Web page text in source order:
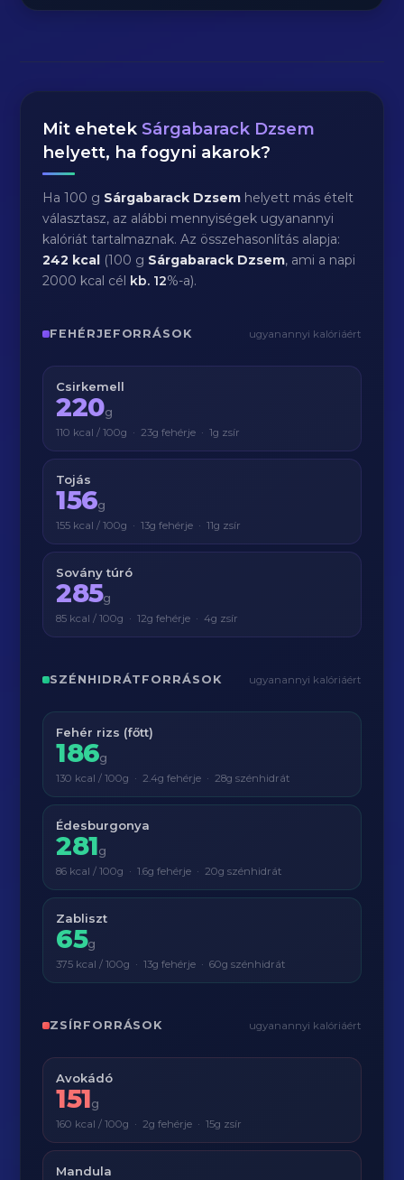
Mit ehetek Sárgabarack Dzsem
helyett, ha fogyni akarok?
Ha 100 g Sárgabarack Dzsem helyett más ételt
választasz, az alábbi mennyiségek ugyanannyi
kalóriát tartalmaznak. Az összehasonlítás alapja:
242 kcal (100 g Sárgabarack Dzsem, ami a napi
2000 kcal cél kb. 12%-a).
FEHÉRJEFORRÁSOK ugyanannyi kalóriáért
Csirkemell
220g
110 kcal / 100g · 23g fehérje · 1g zsír
Tojás
156g
155 kcal / 100g · 13g fehérje · 11g zsír
Sovány túró
285g
85 kcal / 100g · 12g fehérje · 4g zsír
SZÉNHIDRÁTFORRÁSOK ugyanannyi kalóriáért
Fehér rizs (főtt)
186g
130 kcal / 100g · 2.4g fehérje · 28g szénhidrát
Édesburgonya
281g
86 kcal / 100g · 1.6g fehérje · 20g szénhidrát
Zabliszt
65g
375 kcal / 100g · 13g fehérje · 60g szénhidrát
ZSÍRFORRÁSOK ugyanannyi kalóriáért
Avokádó
151g
160 kcal / 100g · 2g fehérje · 15g zsír
Mandula